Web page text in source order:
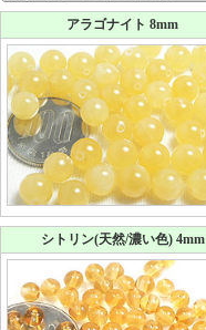
アラゴナイト 8mm
シトリン(天然/濃い色) 4mm